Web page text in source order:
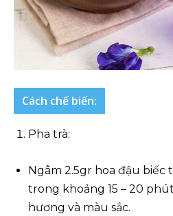
Cách chế biến:
Pha trà:
Ngâm 2.5gr hoa đậu biếc
trong khoảng 15 – 20
hương và màu sắc.